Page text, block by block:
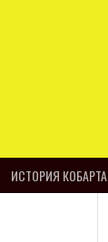
ИСТОРИЯ КОБАРТА